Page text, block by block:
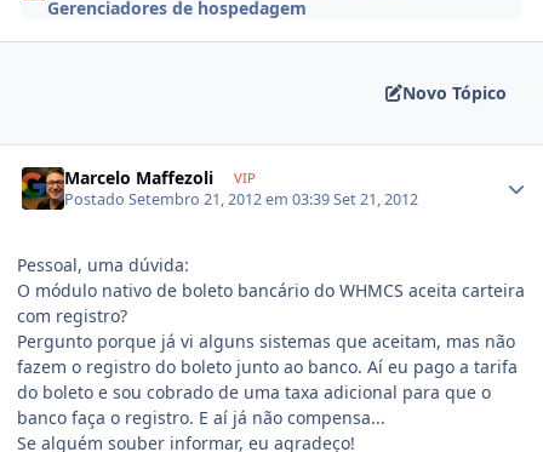
Gerenciadores de hospedagem
Novo Tópico
Marcelo Maffezoli VIP
PostadoSetembro 21, 2012 em 03:39Set 21, 2012
Pessoal, uma dúvida:
O módulo nativo de boleto bancário do WHMCS aceita carteira
com registro?
Pergunto porque já vi alguns sistemas que aceitam, mas não
fazem o registro do boleto junto ao banco. Aí eu pago a tarifa
do boleto e sou cobrado de uma taxa adicional para que o
banco faça o registro. E aí já não compensa...
Se alguém souber informar, eu agradeço!